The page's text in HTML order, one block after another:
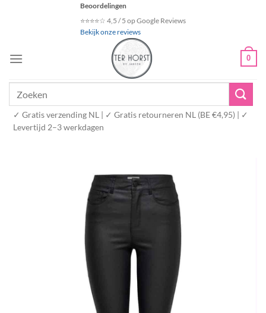
Beoordelingen
⭐⭐⭐⭐☆ 4,5 / 5 op Google Reviews
Bekijk onze reviews
0
✓ Gratis verzending NL | ✓ Gratis retourneren NL (BE €4,95) | ✓
Levertijd 2–3 werkdagen